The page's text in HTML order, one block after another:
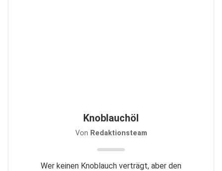
Knoblauchöl
Von Redaktionsteam
Wer keinen Knoblauch verträgt, aber den